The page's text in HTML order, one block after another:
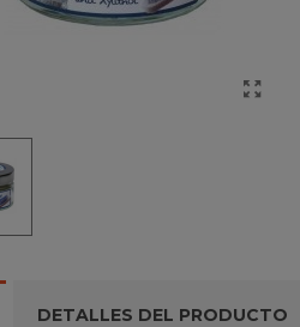
DETALLES DEL PRODUCTO